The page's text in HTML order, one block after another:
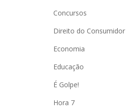
Concursos
Direito do Consumidor
Economia
Educação
É Golpe!
Hora 7